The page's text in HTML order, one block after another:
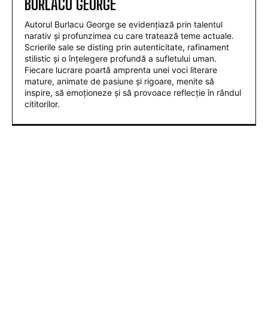
BURLACU GEORGE
Autorul Burlacu George se evidențiază prin talentul
narativ și profunzimea cu care tratează teme actuale.
Scrierile sale se disting prin autenticitate, rafinament
stilistic și o înțelegere profundă a sufletului uman.
Fiecare lucrare poartă amprenta unei voci literare
mature, animate de pasiune și rigoare, menite să
inspire, să emoționeze și să provoace reflecție în rândul
cititorilor.